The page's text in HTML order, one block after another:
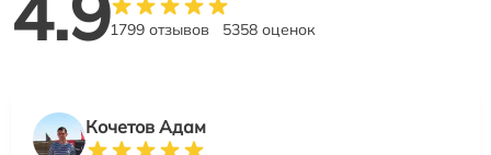
1799 отзывов 5358 оценок
Кочетов Адам